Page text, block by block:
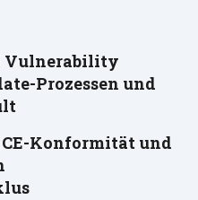
Vulnerability
Prozessen und
Konformität und